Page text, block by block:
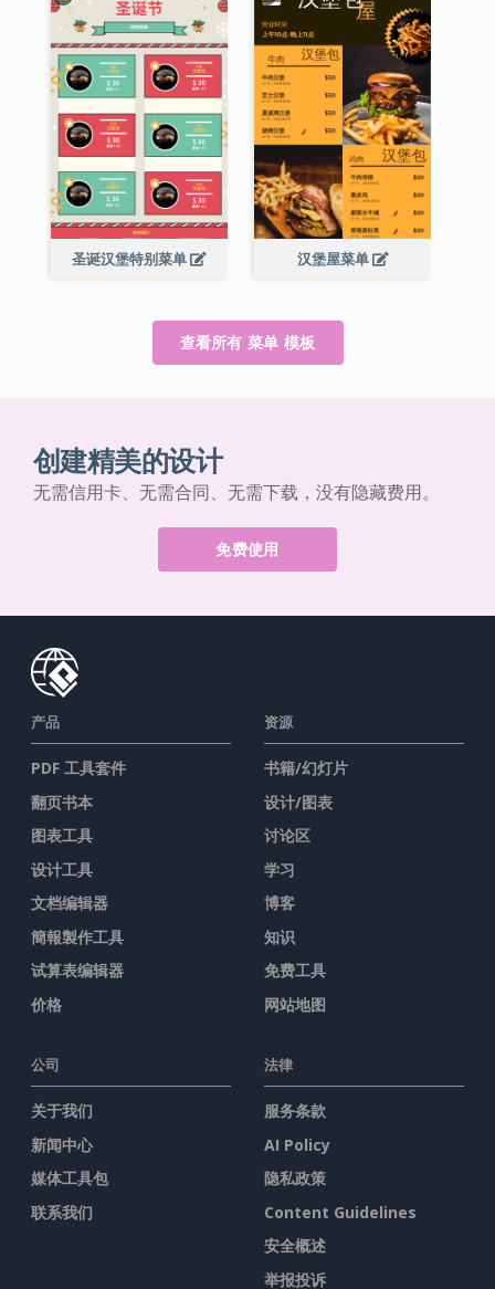
圣诞汉堡特别菜单 汉堡屋菜单
查看所有 菜单 模板
创建精美的设计
无需信用卡、无需合同、无需下载，没有隐藏费用。
免费使用
产品
PDF 工具套件
翻页书本
图表工具
设计工具
文档编辑器
簡報製作工具
试算表编辑器
价格
资源
书籍/幻灯片
设计/图表
讨论区
学习
博客
知识
免费工具
网站地图
公司
关于我们
新闻中心
媒体工具包
联系我们
法律
服务条款
AI Policy
隐私政策
Content Guidelines
安全概述
举报投诉